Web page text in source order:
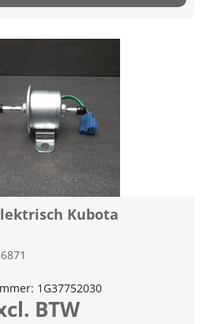
Kubota
1G37752030
BTW